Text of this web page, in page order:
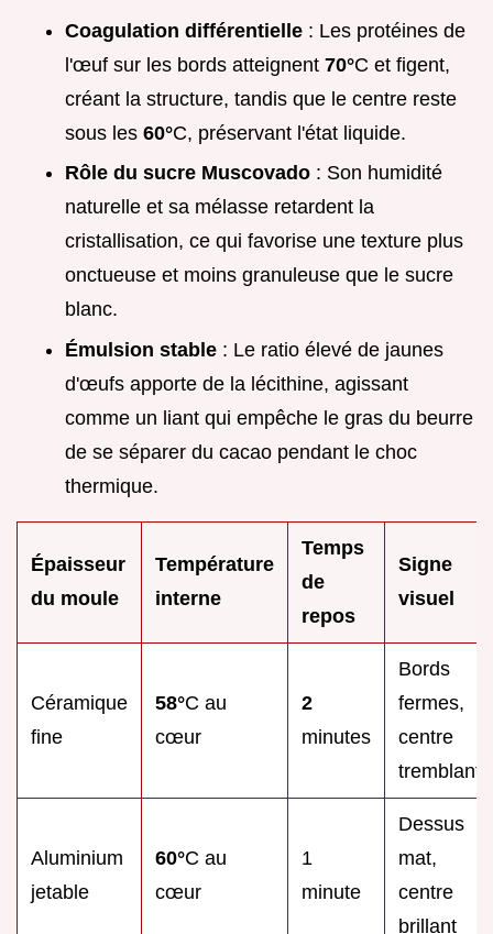
Coagulation différentielle : Les protéines de
l'œuf sur les bords atteignent 70°C et figent,
créant la structure, tandis que le centre reste
sous les 60°C, préservant l'état liquide.
Rôle du sucre Muscovado : Son humidité
naturelle et sa mélasse retardent la
cristallisation, ce qui favorise une texture plus
onctueuse et moins granuleuse que le sucre
blanc.
Émulsion stable : Le ratio élevé de jaunes
d'œufs apporte de la lécithine, agissant
comme un liant qui empêche le gras du beurre
de se séparer du cacao pendant le choc
thermique.
Épaisseur
du moule
Température
interne
Temps
de
repos
Signe
visuel
Céramique
fine
58°C au
cœur
2
minutes
Bords
fermes,
centre
tremblant
Aluminium
jetable
60°C au
cœur
1
minute
Dessus
mat,
centre
brillant